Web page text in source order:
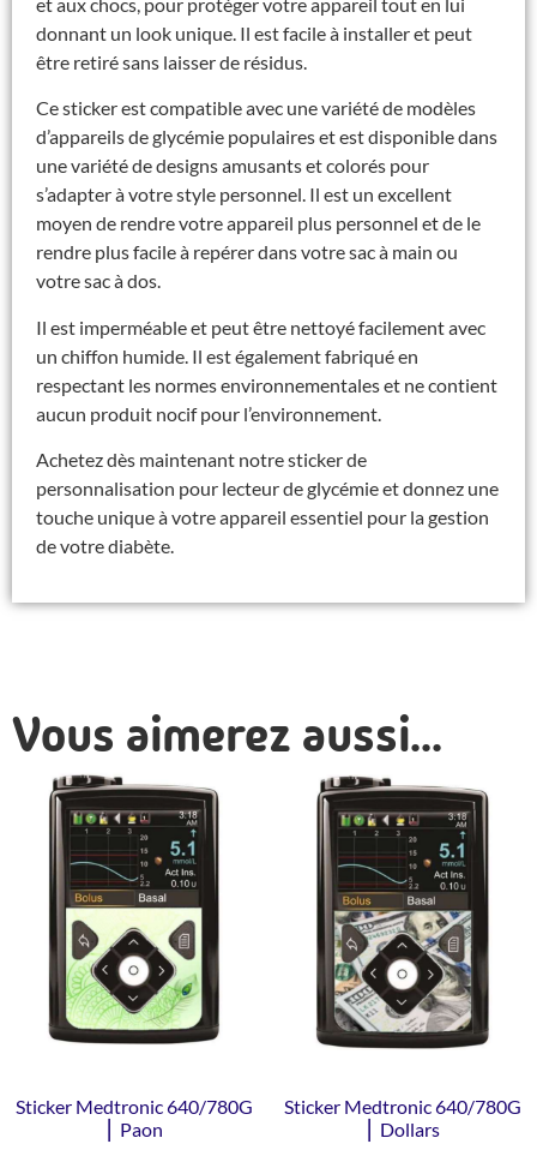
donnant un look unique. Il est facile à installer et peut
être retiré sans laisser de résidus.
Ce sticker est compatible avec une variété de modèles
d’appareils de glycémie populaires et est disponible dans
une variété de designs amusants et colorés pour
s’adapter à votre style personnel. Il est un excellent
moyen de rendre votre appareil plus personnel et de le
rendre plus facile à repérer dans votre sac à main ou
votre sac à dos.
Il est imperméable et peut être nettoyé facilement avec
un chiffon humide. Il est également fabriqué en
respectant les normes environnementales et ne contient
aucun produit nocif pour l’environnement.
Achetez dès maintenant notre sticker de
personnalisation pour lecteur de glycémie et donnez une
touche unique à votre appareil essentiel pour la gestion
de votre diabète.
Vous aimerez aussi...
Sticker Medtronic 640/780G
⎜ Paon
Sticker Medtronic 640/780G
⎜ Dollars